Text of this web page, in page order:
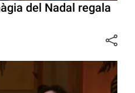
del Nadal regala